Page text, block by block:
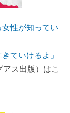
女性が知ってい
ていけるよ」
アス出版）はこ